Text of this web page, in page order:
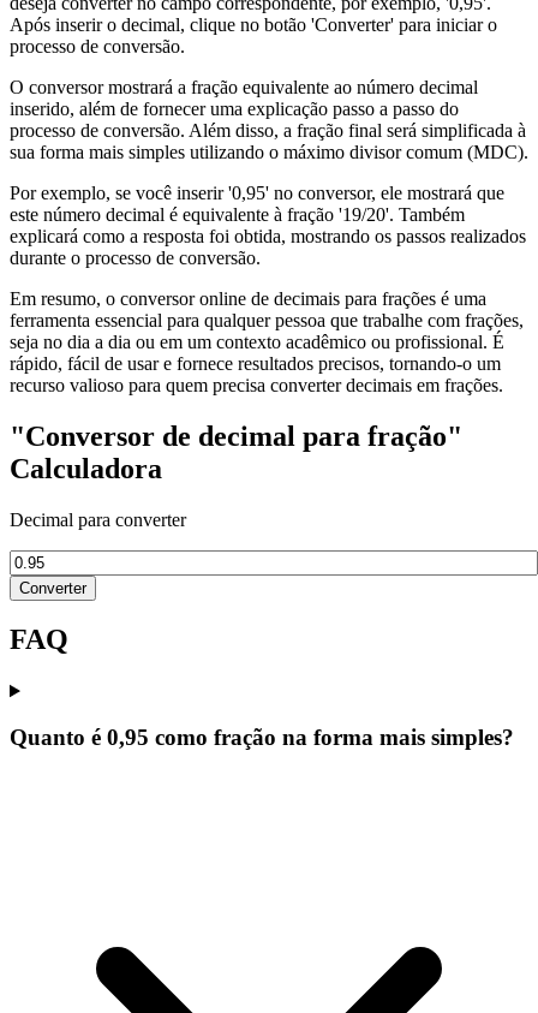
Após inserir o decimal, clique no botão 'Converter' para iniciar o
processo de conversão.
O conversor mostrará a fração equivalente ao número decimal
inserido, além de fornecer uma explicação passo a passo do
processo de conversão. Além disso, a fração final será simplificada à
sua forma mais simples utilizando o máximo divisor comum (MDC).
Por exemplo, se você inserir '0,95' no conversor, ele mostrará que
este número decimal é equivalente à fração '19/20'. Também
explicará como a resposta foi obtida, mostrando os passos realizados
durante o processo de conversão.
Em resumo, o conversor online de decimais para frações é uma
ferramenta essencial para qualquer pessoa que trabalhe com frações,
seja no dia a dia ou em um contexto acadêmico ou profissional. É
rápido, fácil de usar e fornece resultados precisos, tornando-o um
recurso valioso para quem precisa converter decimais em frações.
"Conversor de decimal para fração"
Calculadora
Decimal para converter
Converter
FAQ
Quanto é 0,95 como fração na forma mais simples?